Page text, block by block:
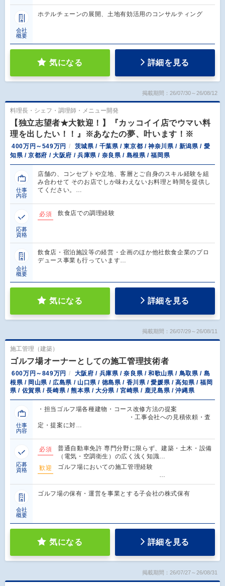
会社
概要
ホテルチェーンの展開、土地有効活用のコンサルティング
気になる 詳細を見る
掲載期間：26/07/30～26/08/12
料理長・シェフ・調理師・メニュー開発
【独立志望者★大歓迎！】『カッコイイ店でウマい料
理を出したい！！』※あなたの夢、叶います！※
400万円～549万円
茨城県 / 千葉県 / 東京都 / 神奈川県 / 新潟県 / 愛
知県 / 京都府 / 大阪府 / 兵庫県 / 奈良県 / 島根県 / 福岡県
仕事
内容
店舗の、コンセプトや立地、客層とご自身のスキル経験を組
み合わせて そのお店でしか味わえないお料理と時間を提供し
てください。…
応募
資格
必須 飲食店での調理経験
会社
概要
飲食店・宿泊施設等の経営・企画のほか他社飲食企業のプロ
デュース事業も行っています…
気になる 詳細を見る
掲載期間：26/07/29～26/08/11
施工管理（建築）
ゴルフ場オーナーとしての施工管理技術者
600万円～849万円
大阪府 / 兵庫県 / 奈良県 / 和歌山県 / 鳥取県 / 島
根県 / 岡山県 / 広島県 / 山口県 / 徳島県 / 香川県 / 愛媛県 / 高知県 / 福岡
県 / 佐賀県 / 長崎県 / 熊本県 / 大分県 / 宮崎県 / 鹿児島県 / 沖縄県
仕事
内容
・担当ゴルフ場各種建物・コース改修方法の提案
・工事会社への見積依頼・査
定・提案に対…
応募
資格
必須
普通自動車免許 専門分野に限らず、建築・土木・設備
（電気・空調衛生）の広く浅く知識…
歓迎
ゴルフ場においての施工管理経験
会社
概要
ゴルフ場の保有・運営を事業とする子会社の株式保有
気になる 詳細を見る
掲載期間：26/07/27～26/08/31